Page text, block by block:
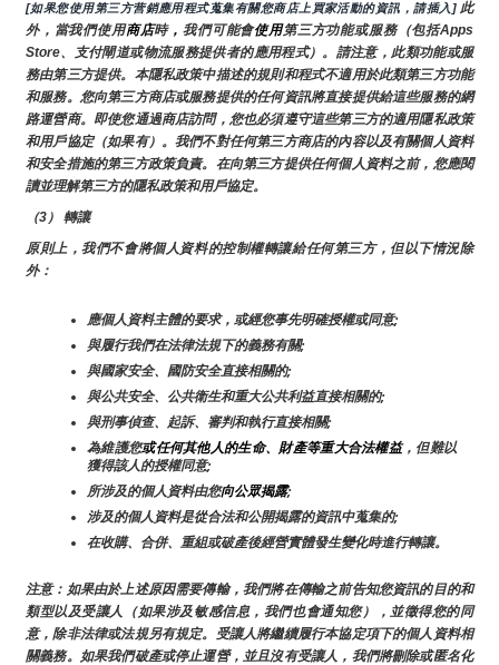
[如果您使用第三方营銷應用程式蒐集有關您商店上買家活動的資訊，請插入] 此
外，當我們使用商店時，我們可能會使用第三方功能或服務（包括Apps
Store、支付閘道或物流服務提供者的應用程式）。請注意，此類功能或服
務由第三方提供。本隱私政策中描述的規則和程式不適用於此類第三方功能
和服務。您向第三方商店或服務提供的任何資訊將直接提供給這些服務的網
路運營商。即使您通過商店訪問，您也必須遵守這些第三方的適用隱私政策
和用戶協定（如果有）。我們不對任何第三方商店的內容以及有關個人資料
和安全措施的第三方政策負責。在向第三方提供任何個人資料之前，您應閱
讀並理解第三方的隱私政策和用戶協定。
（3） 轉讓
原則上，我們不會將個人資料的控制權轉讓給任何第三方，但以下情況除
外：
應個人資料主體的要求，或經您事先明確授權或同意;
與履行我們在法律法規下的義務有關;
與國家安全、國防安全直接相關的;
與公共安全、公共衛生和重大公共利益直接相關的;
與刑事偵查、起訴、審判和執行直接相關;
為維護您或任何其他人的生命、財產等重大合法權益，但難以
獲得該人的授權同意;
所涉及的個人資料由您向公眾揭露;
涉及的個人資料是從合法和公開揭露的資訊中蒐集的;
在收購、合併、重組或破產後經營實體發生變化時進行轉讓。
注意：如果由於上述原因需要傳輸，我們將在傳輸之前告知您資訊的目的和
類型以及受讓人（如果涉及敏感信息，我們也會通知您），並徵得您的同
意，除非法律或法規另有規定。受讓人將繼續履行本協定項下的個人資料相
關義務。如果我們破產或停止運營，並且沒有受讓人，我們將刪除或匿名化